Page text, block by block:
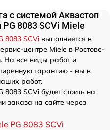
с системой Аквастоп
8083 SCVi Miele
8083 SCVi выполняется в
центре Miele в Ростове-
На все виды работ и
гарантию - мы в
работ.
8083 SCVi будет стоить на
заказа на сайте через
PG 8083 SCVi